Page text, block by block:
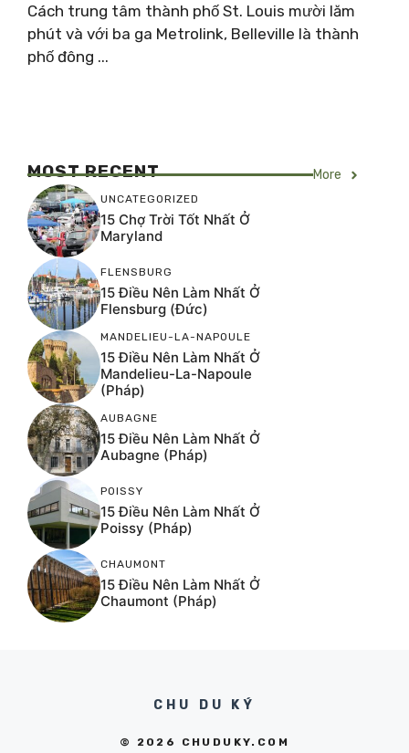
Cách trung tâm thành phố St. Louis mười lăm
phút và với ba ga Metrolink, Belleville là thành
phố đông ...
MOST RECENT More
UNCATEGORIZED
15 Chợ Trời Tốt Nhất Ở
Maryland
FLENSBURG
15 Điều Nên Làm Nhất Ở
Flensburg (Đức)
MANDELIEU-LA-NAPOULE
15 Điều Nên Làm Nhất Ở
Mandelieu-La-Napoule
(Pháp)
AUBAGNE
15 Điều Nên Làm Nhất Ở
Aubagne (Pháp)
POISSY
15 Điều Nên Làm Nhất Ở
Poissy (Pháp)
CHAUMONT
15 Điều Nên Làm Nhất Ở
Chaumont (Pháp)
CHU DU KÝ
© 2026 CHUDUKY.COM